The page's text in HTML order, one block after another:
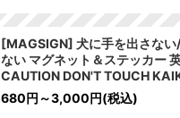
[MAGSIGN] 犬に手を出さな
ない マグネット＆ステッカー
CAUTION DON'T TOUCH
680円 ～3,000円(税込)